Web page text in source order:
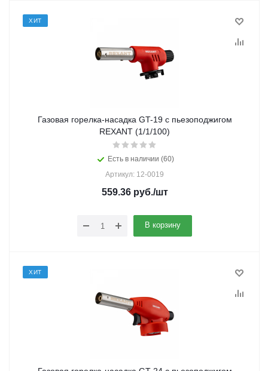
ХИТ
Газовая горелка-насадка GT-19 с пьезоподжигом
REXANT (1/1/100)
Есть в наличии (60)
Артикул: 12-0019
559.36руб./шт
В корзину
ХИТ